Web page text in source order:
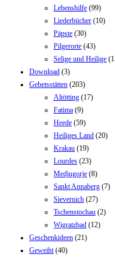
Lebenshilfe (99)
Liederbücher (10)
Päpste (30)
Pilgerorte (43)
Selige und Heilige
Download (3)
Gebetsstätten (203)
Altötting (17)
Fatima (9)
Heede (59)
Heiliges Land (20)
Krakau (19)
Lourdes (23)
Medjugorje (8)
Sankt Annaberg (7)
Sievernich (27)
Tschenstochau (2)
Wigratzbad (12)
Geschenkideen (21)
Geweiht (40)